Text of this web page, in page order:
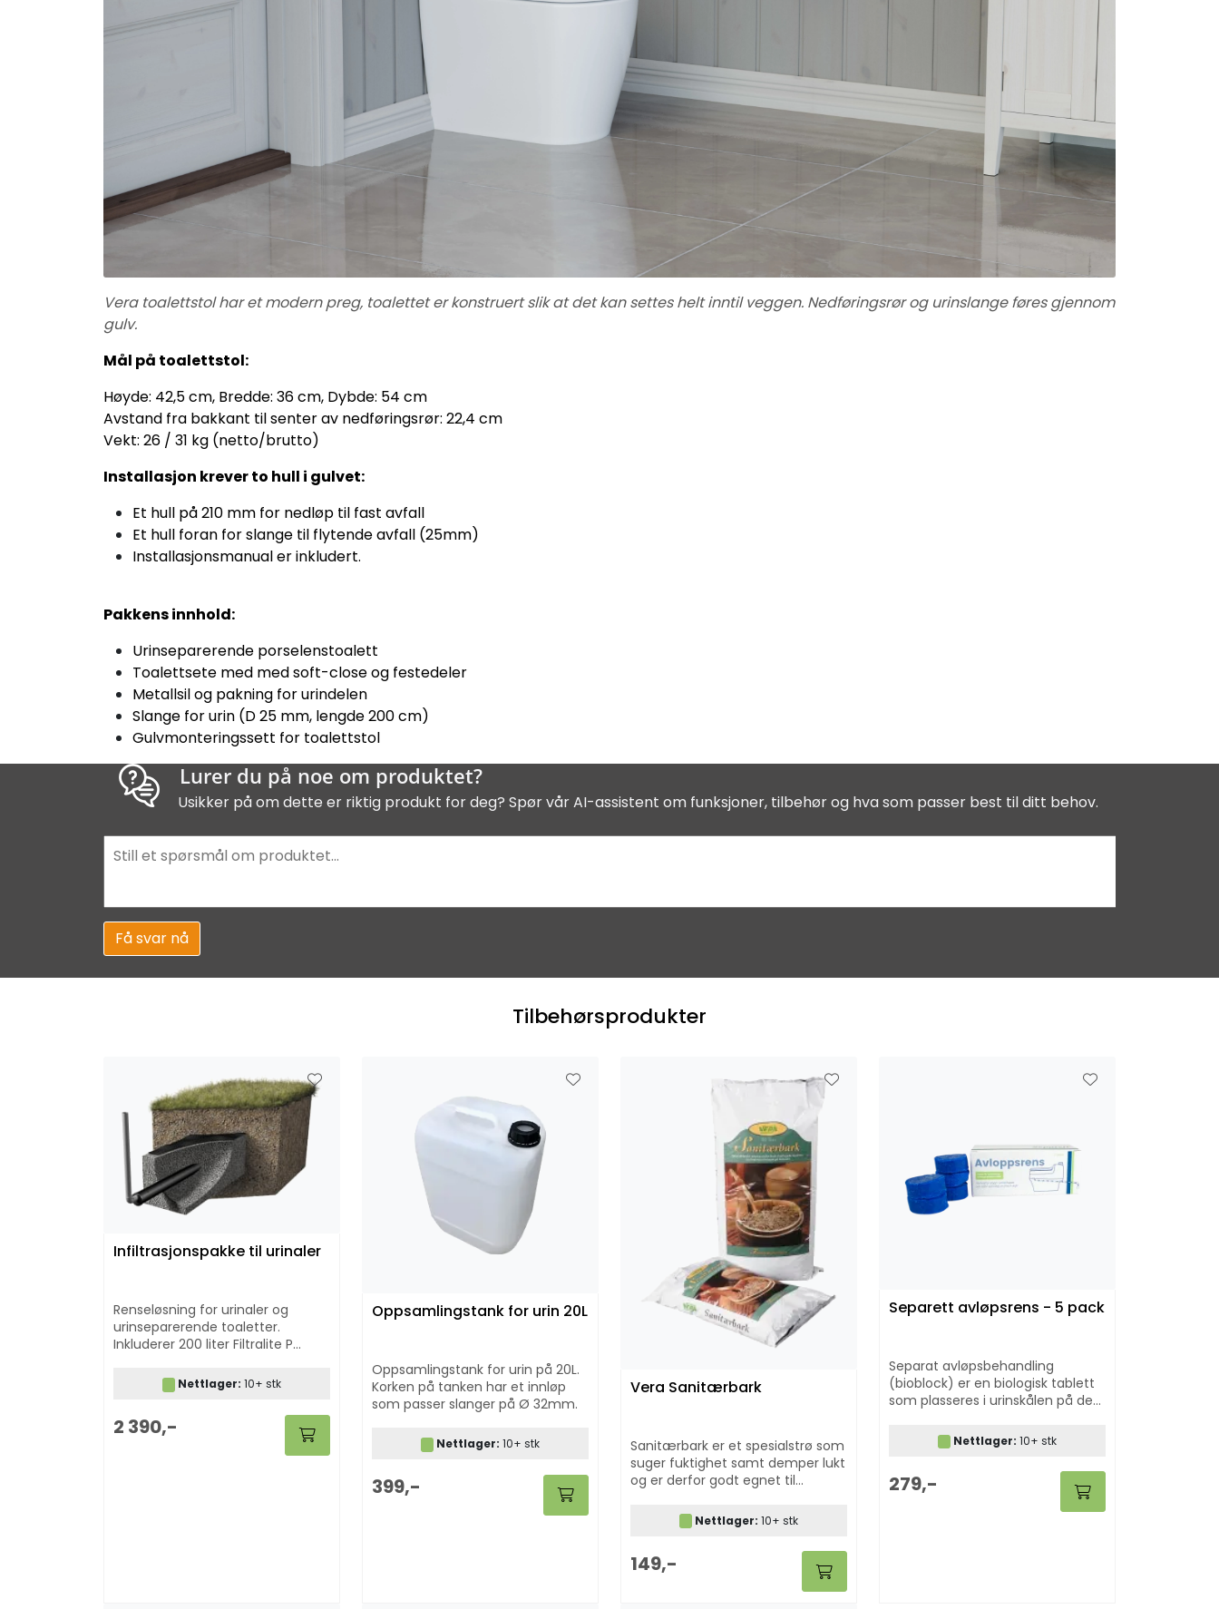
Vera toalettstol har et modern preg, toalettet er konstruert slik at det kan settes helt inntil veggen. Nedføringsrør og urinslange føres gjennom
gulv.
Mål på toalettstol:
Høyde: 42,5 cm, Bredde: 36 cm, Dybde: 54 cm
Avstand fra bakkant til senter av nedføringsrør: 22,4 cm
Vekt: 26 / 31 kg (netto/brutto)
Installasjon krever to hull i gulvet:
Et hull på 210 mm for nedløp til fast avfall
Et hull foran for slange til flytende avfall (25mm)
Installasjonsmanual er inkludert.
Pakkens innhold:
Urinseparerende porselenstoalett
Toalettsete med med soft-close og festedeler
Metallsil og pakning for urindelen
Slange for urin (D 25 mm, lengde 200 cm)
Gulvmonteringssett for toalettstol
Lurer du på noe om produktet?
Usikker på om dette er riktig produkt for deg? Spør vår AI-assistent om funksjoner, tilbehør og hva som passer best til ditt behov.
Få svar nå
Tilbehørsprodukter
Infiltrasjonspakke til urinaler
Renseløsning for urinaler og
urinseparerende toaletter.
Inkluderer 200 liter Filtralite P
Nettlager: 10+ stk
2 390,-
Oppsamlingstank for urin 20L
Oppsamlingstank for urin på 20L.
Korken på tanken har et innløp
som passer slanger på Ø 32mm.
Nettlager: 10+ stk
399,-
Vera Sanitærbark
Sanitærbark er et spesialstrø som
suger fuktighet samt demper lukt
og er derfor godt egnet til
kompostbeholdere. Kommer i 20
liter sekker.
Nettlager: 10+ stk
149,-
Separett avløpsrens - 5 pack
Separat avløpsbehandling
(bioblock) er en biologisk tablett
som plasseres i urinskålen på det
brytes sakte ned og enzymene
holder urinutløpet fri for
avleiringer som over tid risikerer å
stoppe strømmen.
Nettlager: 10+ stk
279,-